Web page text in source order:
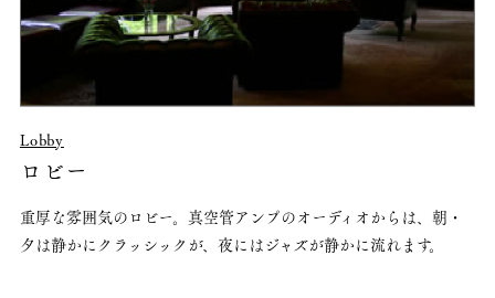
Lobby
ロビー
重厚な雰囲気のロビー。真空管アンプのオーディオからは、朝・
夕は静かにクラッシックが、夜にはジャズが静かに流れます。